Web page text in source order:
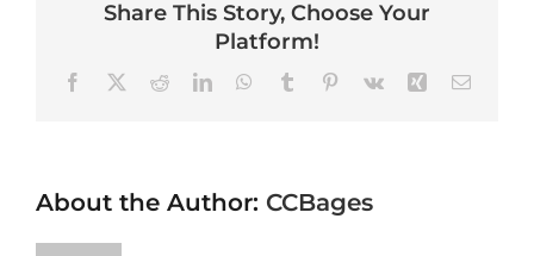
Share This Story, Choose Your
Platform!
FacebookRedditLinkedInWhatsApp
TumblrPinterest
Vk XingEmail
About the Author: CCBages